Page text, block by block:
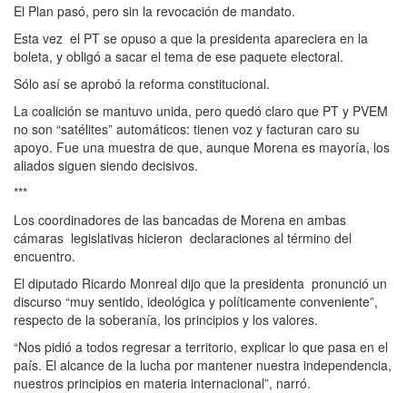
El Plan pasó, pero sin la revocación de mandato.
Esta vez el PT se opuso a que la presidenta apareciera en la
boleta, y obligó a sacar el tema de ese paquete electoral.
Sólo así se aprobó la reforma constitucional.
La coalición se mantuvo unida, pero quedó claro que PT y PVEM
no son “satélites” automáticos: tienen voz y facturan caro su
apoyo. Fue una muestra de que, aunque Morena es mayoría, los
aliados siguen siendo decisivos.
***
Los coordinadores de las bancadas de Morena en ambas
cámaras legislativas hicieron declaraciones al término del
encuentro.
El diputado Ricardo Monreal dijo que la presidenta pronunció un
discurso “muy sentido, ideológica y políticamente conveniente”,
respecto de la soberanía, los principios y los valores.
“Nos pidió a todos regresar a territorio, explicar lo que pasa en el
país. El alcance de la lucha por mantener nuestra independencia,
nuestros principios en materia internacional”, narró.